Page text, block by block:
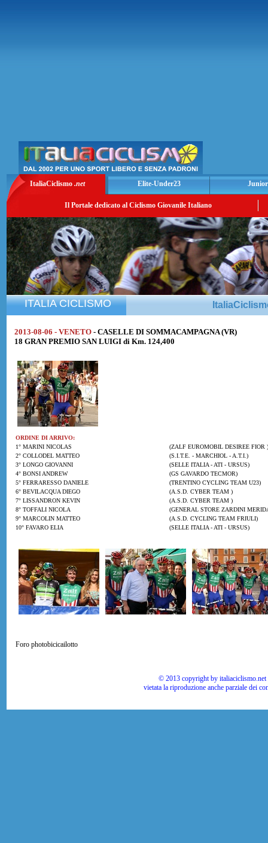
ItaliaCiclismo .net Elite-Under23
Il Portale dedicato al Ciclismo Giovanile Italiano
ITALIA CICLISMO
2013-08-06 - VENETO - CASELLE DI SOMMACAMPAGNA (VR)
18 GRAN PREMIO SAN LUIGI di Km. 124,400
ORDINE DI ARRIVO:
1° MARINI NICOLAS
(ZALF EUROMOBIL DESIREE FIOR )
2° COLLODEL MATTEO
(S.I.T.E. - MARCHIOL - A.T.I.)
3° LONGO GIOVANNI
(SELLE ITALIA - ATI - URSUS)
4° BONSI ANDREW
(GS GAVARDO TECMOR)
5° FERRARESSO DANIELE
(TRENTINO CYCLING TEAM U23)
6° BEVILACQUA DIEGO
(A.S.D. CYBER TEAM )
7° LISSANDRON KEVIN
(A.S.D. CYBER TEAM )
8° TOFFALI NICOLA
(GENERAL STORE ZARDINI
9° MARCOLIN MATTEO
(A.S.D. CYCLING TEAM FRIULI)
10° FAVARO ELIA
(SELLE ITALIA - ATI - URSUS)
Foro photobicicailotto
© 2013 copyright by
vietata la riproduzione anche parziale dei